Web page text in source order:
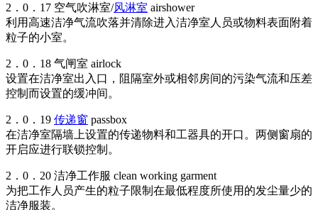
2．0．17 空气吹淋室/风淋室 airshower
利用高速洁净气流吹落并清除进入洁净室人员或物料表面附着
粒子的小室。
2．0．18 气闸室 airlock
设置在洁净室出入口，阻隔室外或相邻房间的污染气流和压差
控制而设置的缓冲间。
2．0．19 传递窗 passbox
在洁净室隔墙上设置的传递物料和工器具的开口。两侧窗扇的
开启应进行联锁控制。
2．0．20 洁净工作服 clean working garment
为把工作人员产生的粒子限制在最低程度所使用的发尘量少的
洁净服装。